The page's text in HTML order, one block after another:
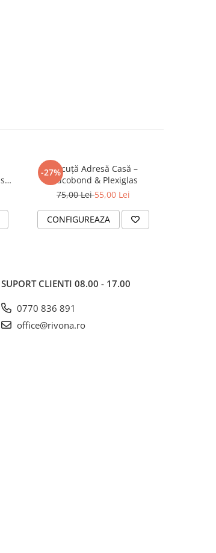
-27%
Plăcuță Adresă Casă –
Alucobond & Plexiglas
75,00 Lei55,00 Lei
CONFIGUREAZA
SUPORT CLIENTI 08.00 - 17.00
0770 836 891
office@rivona.ro